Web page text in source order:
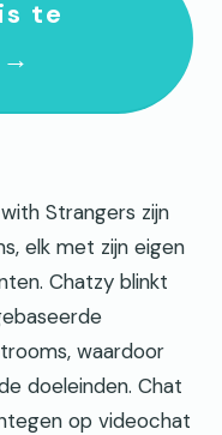
te
Strangers zijn
elk met zijn eigen
Chatzy blinkt
waardoor
doeleinden. Chat
op videochat